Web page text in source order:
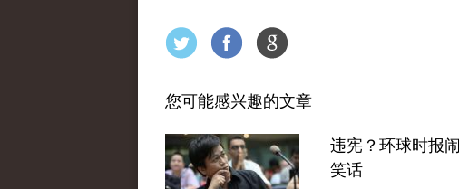
您可能感兴趣的文章
违宪？环球时报闹
笑话